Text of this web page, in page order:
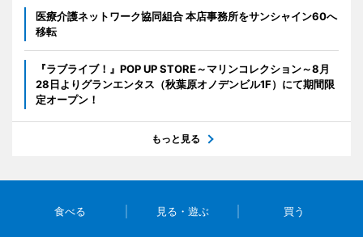
医療介護ネットワーク協同組合 本店事務所をサンシャイン60へ
移転
『ラブライブ！』POP UP STORE～マリンコレクション～8月
28日よりグランエンタス（秋葉原オノデンビル1F）にて期間限
定オープン！
もっと見る
食べる 見る・遊ぶ 買う